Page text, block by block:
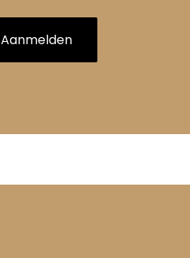
Aanmelden